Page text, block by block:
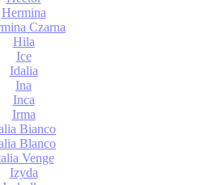
Hermina
Czarna
Hila
Ice
Idalia
Ina
Inca
Irma
Bianco
Blanco
Venge
Izyda